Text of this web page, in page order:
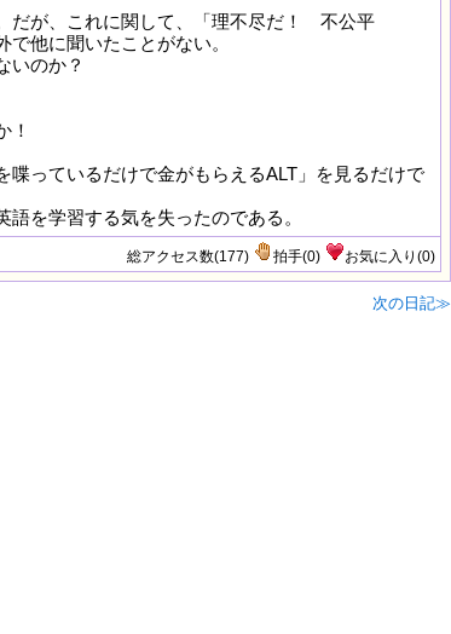
だが、これに関して、「理不尽だ！ 不公平
他に聞いたことがない。
いのか？
！
喋っているだけで金がもらえるALT」を見るだけで
を学習する気を失ったのである。
総アクセス数(177) 拍手(0) お気に入り (0)
次の日記≫